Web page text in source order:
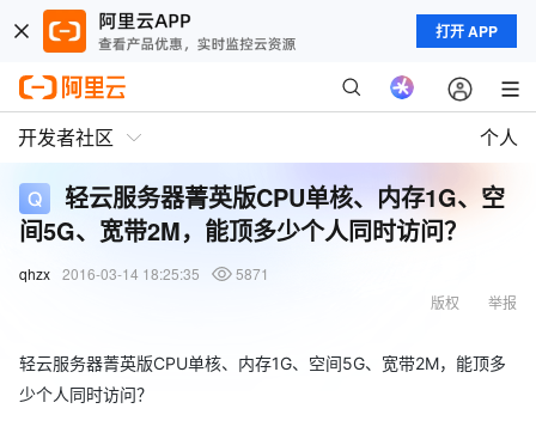
打开 APP
开发者社区 个人
轻云服务器菁英版CPU单核、内存1G、空
间5G、宽带2M，能顶多少个人同时访问？
qhzx 2016-03-14 18:25:35
5871
举报
版权
轻云服务器菁英版CPU单核、内存1G、空间5G、宽带2M，能顶多
少个人同时访问？